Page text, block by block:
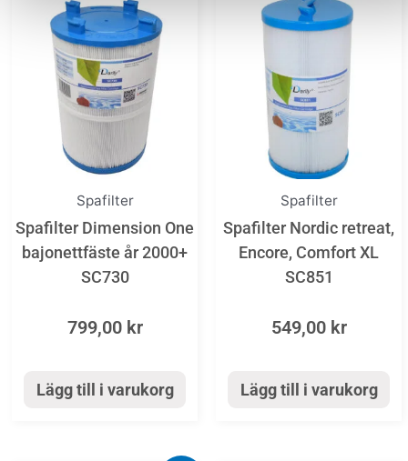
Spafilter
Spafilter Dimension One
bajonettfäste år 2000+
SC730
799,00 kr
Lägg till i varukorg
Spafilter
Spafilter Nordic retreat,
Encore, Comfort XL
SC851
549,00 kr
Lägg till i varukorg